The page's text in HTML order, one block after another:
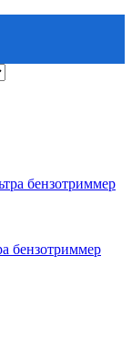
бензотриммер